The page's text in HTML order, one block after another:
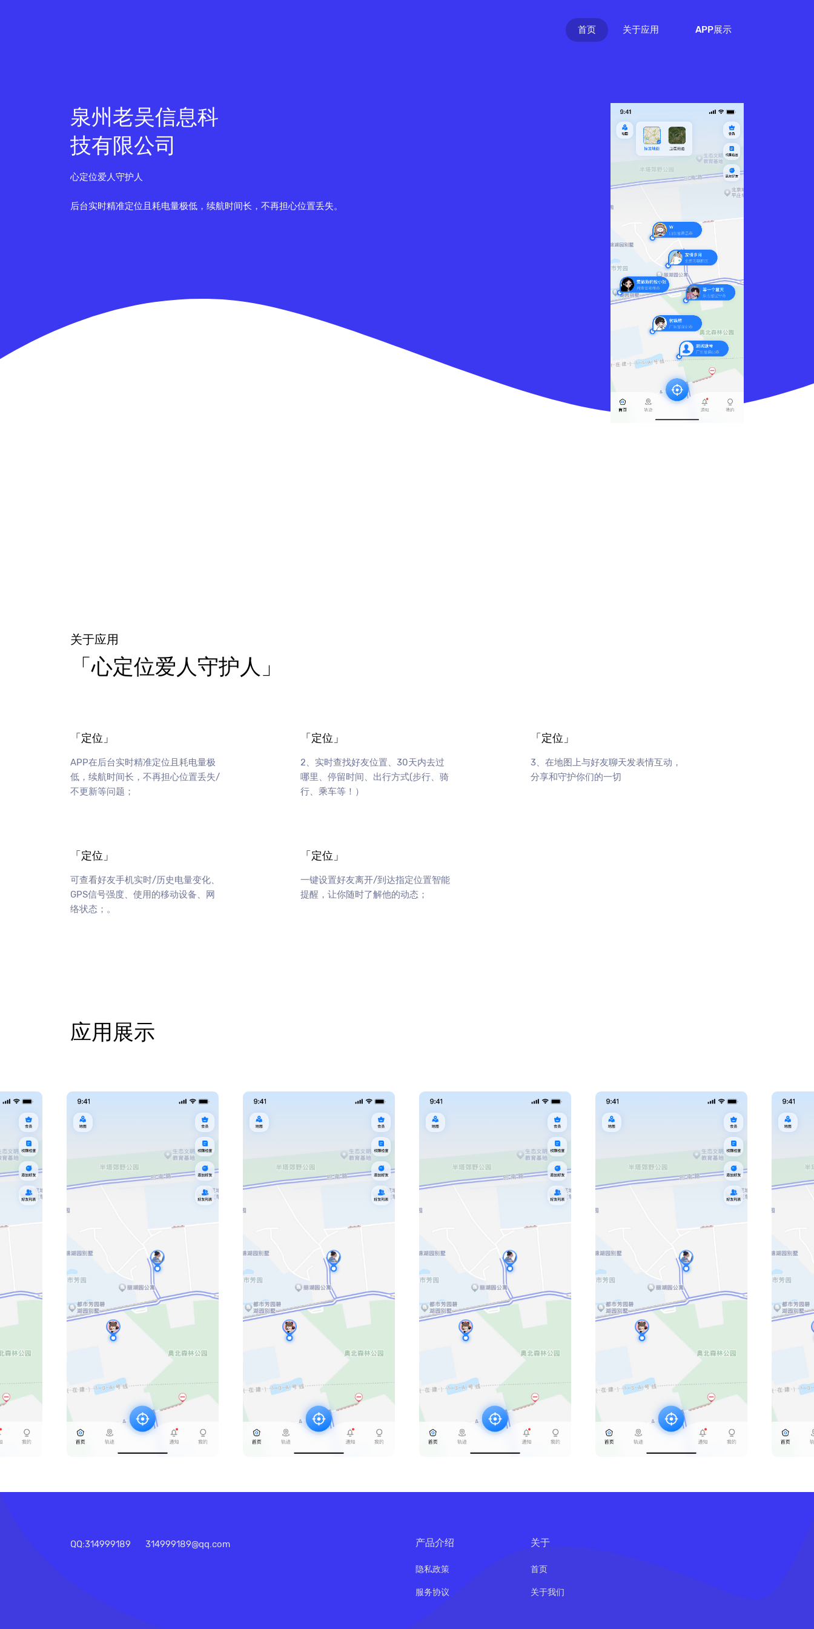
首页 (current)关于应用 APP展示
泉州老吴信息科
技有限公司
心定位爱人守护人
后台实时精准定位且耗电量极低，续航时间长，不再担心位置丢失。
关于应用
「心定位爱人守护人」
「定位」
APP在后台实时精准定位且耗电量极
低，续航时间长，不再担心位置丢失/
不更新等问题；
「定位」
2、实时查找好友位置、30天内去过
哪里、停留时间、出行方式(步行、骑
行、乘车等！）
「定位」
3、在地图上与好友聊天发表情互动，
分享和守护你们的一切
「定位」
可查看好友手机实时/历史电量变化、
GPS信号强度、使用的移动设备、网
络状态；。
「定位」
一键设置好友离开/到达指定位置智能
提醒，让你随时了解他的动态；
应用展示
QQ:314999189 314999189@qq.com 产品介绍
隐私政策
服务协议
关于
首页
关于我们